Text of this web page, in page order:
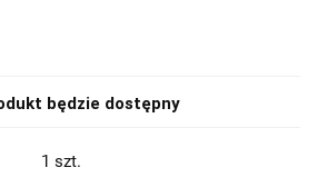
będzie dostępny
1 szt.